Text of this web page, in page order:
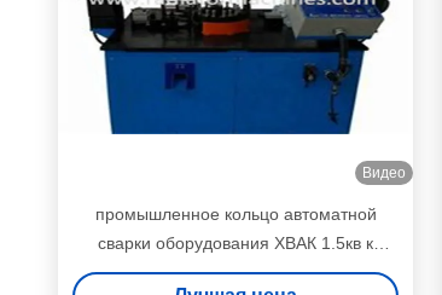
Видео
промышленное кольцо автоматной
сварки оборудования ХВАК 1.5кв к
машине собрания загиба у